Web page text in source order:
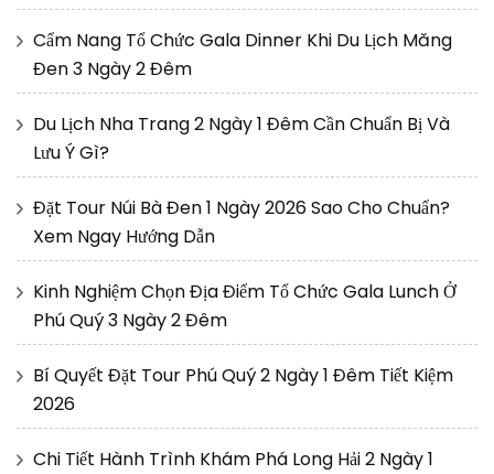
Cẩm Nang Tổ Chức Gala Dinner Khi Du Lịch Măng
Đen 3 Ngày 2 Đêm
Du Lịch Nha Trang 2 Ngày 1 Đêm Cần Chuẩn Bị Và
Lưu Ý Gì?
Đặt Tour Núi Bà Đen 1 Ngày 2026 Sao Cho Chuẩn?
Xem Ngay Hướng Dẫn
Kinh Nghiệm Chọn Địa Điểm Tổ Chức Gala Lunch Ở
Phú Quý 3 Ngày 2 Đêm
Bí Quyết Đặt Tour Phú Quý 2 Ngày 1 Đêm Tiết Kiệm
2026
Chi Tiết Hành Trình Khám Phá Long Hải 2 Ngày 1